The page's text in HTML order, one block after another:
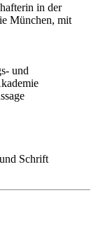
in der
München, mit
und
Schrift